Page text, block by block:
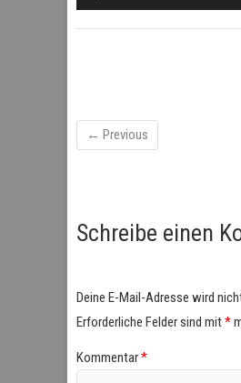
← Previous
Schreibe einen
Deine E-Mail-Adresse wird
Erforderliche Felder sind mit*
Kommentar*